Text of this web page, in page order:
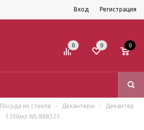
Вход Регистрация
0 0 0
Посуда из стекла - Декантеры -
Декантер
1500мл WL-888325